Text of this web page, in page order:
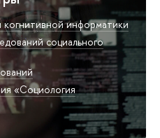
информатики
социального
«Социология